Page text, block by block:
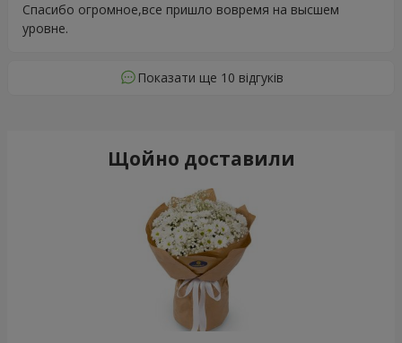
Спасибо огромное,все пришло вовремя на высшем
уровне.
Показати ще 10 відгуків
Щойно доставили